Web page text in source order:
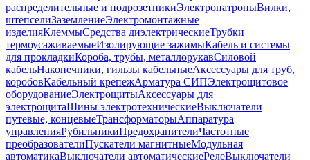
распределительные и подрозетникиЭлектропатроныВилки,
штепселиЗаземлениеЭлектромонтажные
изделияКлеммыСредства диэлектрическиеТрубки
термоусаживаемыеИзолирующие зажимыКабель и системы
для прокладкиКороба, трубы, металлорукавСиловой
кабельНаконечники, гильзы кабельныеАксессуары для труб,
коробовКабельный крепежАрматура СИПЭлектрощитовое
оборудованиеЭлектрощитыАксессуары для
электрощитаШины электротехническиеВыключатели
путевые, концевыеТрансформаторыАппаратура
управленияРубильникиПредохранителиЧастотные
преобразователиПускатели магнитныеМодульная
автоматикаВыключатели автоматическиеРелеВыключатели